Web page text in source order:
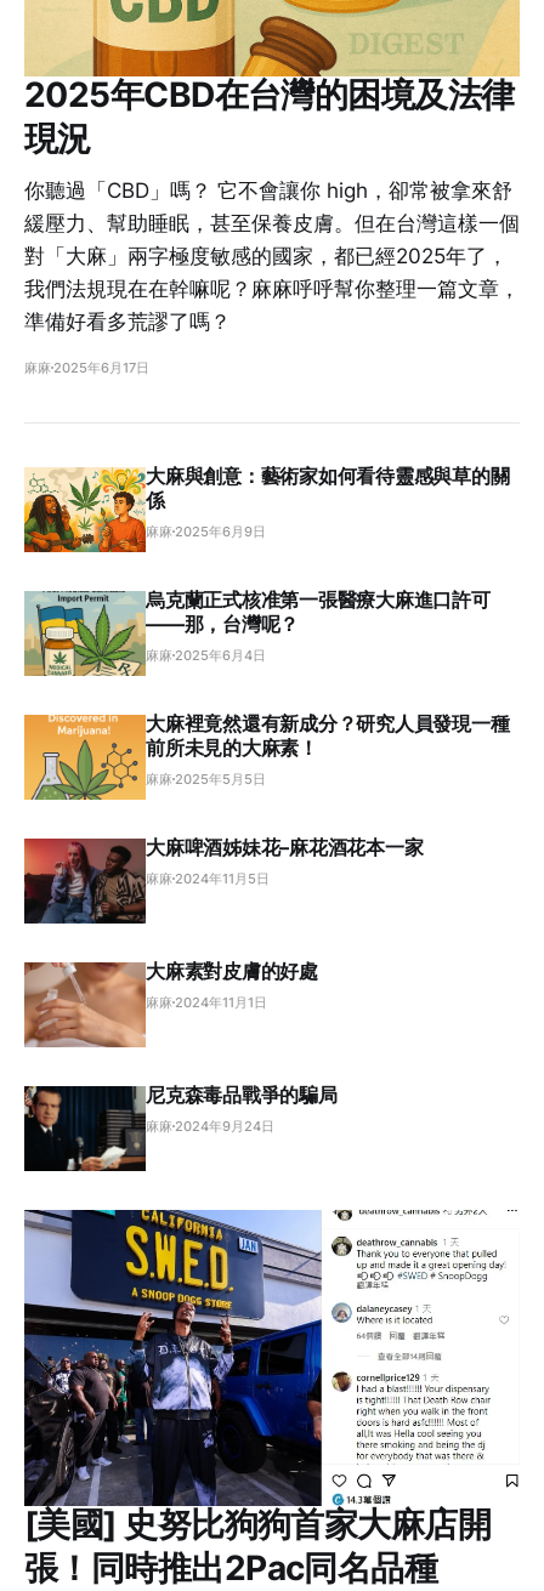
2025年CBD在台灣的困境及法律
現況
你聽過「CBD」嗎？ 它不會讓你 high，卻常被拿來舒
緩壓力、幫助睡眠，甚至保養皮膚。但在台灣這樣一個
對「大麻」兩字極度敏感的國家，都已經2025年了，
我們法規現在在幹嘛呢？麻麻呼呼幫你整理一篇文章，
準備好看多荒謬了嗎？
麻麻 2025年6月17日
大麻與創意：藝術家如何看待靈感與草的關
係
麻麻 2025年6月9日
烏克蘭正式核准第一張醫療大麻進口許可
——那，台灣呢？
麻麻 2025年6月4日
大麻裡竟然還有新成分？研究人員發現一種
前所未見的大麻素！
麻麻 2025年5月5日
大麻啤酒姊妹花–麻花酒花本一家
麻麻 2024年11月5日
大麻素對皮膚的好處
麻麻 2024年11月1日
尼克森毒品戰爭的騙局
麻麻 2024年9月24日
[美國] 史努比狗狗首家大麻店開
張！同時推出2Pac同名品種